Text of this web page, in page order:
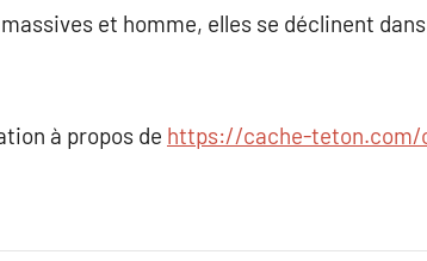
et homme, elles se déclinent
à propos de https://cache-